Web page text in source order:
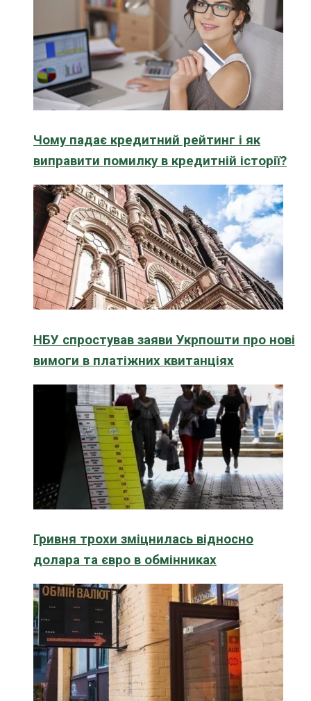
Чому падає кредитний рейтинг і як
виправити помилку в кредитній історії?
НБУ спростував заяви Укрпошти про нові
вимоги в платіжних квитанціях
Гривня трохи зміцнилась відносно
долара та євро в обмінниках